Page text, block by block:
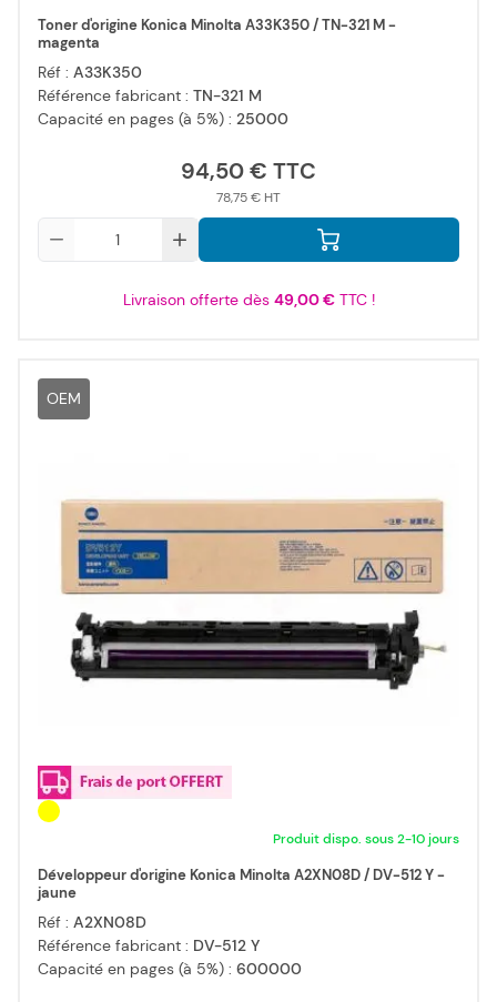
Toner d'origine Konica Minolta A33K350 / TN-321 M -
magenta
Réf : A33K350
Référence fabricant : TN-321 M
Capacité en pages (à 5%) : 25000
94,50 €
78,75 €
Livraison offerte dès 49,00 €TTC !
OEM
Produit dispo. sous 2-10 jours
Développeur d'origine Konica Minolta A2XN08D / DV-512 Y -
jaune
Réf : A2XN08D
Référence fabricant : DV-512 Y
Capacité en pages (à 5%) : 600000